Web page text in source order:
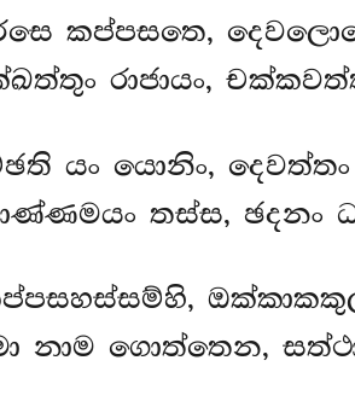
කප්පසතෙ,
රාජායං,
යං යොනිං,
තස්ස, ඡදනං
නාම ගොත්තෙන,